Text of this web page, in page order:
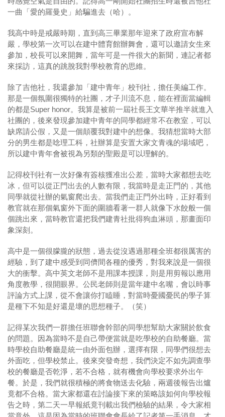
一曲「愛的羅曼史」給騙進去（哈）。
我高中時是戒嚴時期，直到高三畢業那年迎來了政府宣布解
嚴，學校第一次可以在建中體育館辦舞會，還可以邀請女生來
參加，校長可以來開舞，當年可是一件很大的新聞，連記者都
來採訪，這真的跳脫我對學校教育的思維。
除了吉他社，我還參加「建中青年」校刊社，擔任美編工作。
那是一個氛圍很獨特的社團，才子川流不息，能在裡面當編輯
的都是Super honor。我算是被前一屆社長王文華半推半就進入
社團的，後來發現參加建中青年的同學都經常不在教室，可以
缺席請公假，又是一個顛覆我對建中的想像。我猜想當時大部
分的男生都是唸理工科，社辦算是安置大家文青魂的場域吧，
所以建中青年會被視為另類的聖殿是可以理解的。
記得校刊社有一次好像有簽核獲准出公差，當時大家都想去吃
冰，但可以從正門出去的人數有限，我當時是走正門的，其他
同學就從社辦的氣窗爬出去。當我們走正門外出時，正好看到
教官就在那個氣窗外下面的圍牆看著一群人就像下水餃般一個
個跳出來，當時教官還把我們建青社批得狗血淋頭，那畫面印
象深刻。
高中是一個很朦朧的狀態，過去從沒遇過那種全班都很厲害的
經驗，到了建中感受到同儕間各種的優秀，對我來說是一個很
大的衝擊。高中英文老師不是用課本授課，則是用剪報以應用
角度教學，很開眼界。公民老師則是當年建中名嘴，會以時事
評論方式上課，從不會讓你打瞌睡，對當時憂國憂民的學子算
是種下不知是好還是壞的思想種子。（笑）
記得某次我們一群擔任班聯會幹部的同學想幫助大家關於飲食
的問題。因為當時不是自己帶便當就是吃學校的自助餐廳。當
時學校自助餐廳是統一由外面包辦，選擇有限，同學們很想去
外面吃，但學校禁止。後來突發奇想，我們決定不如先調查學
校的餐廳是否乾淨，若不合格，就有機會向學校要求外出午
餐。於是，我們就很積極的將食物送去化驗，兩週後報告出爐
竟都不合格。當大家都還在討論接下來的策略該如何向學校報
告之時，第二天一早報紙竟刊載出我們檢驗的結果，令大家相